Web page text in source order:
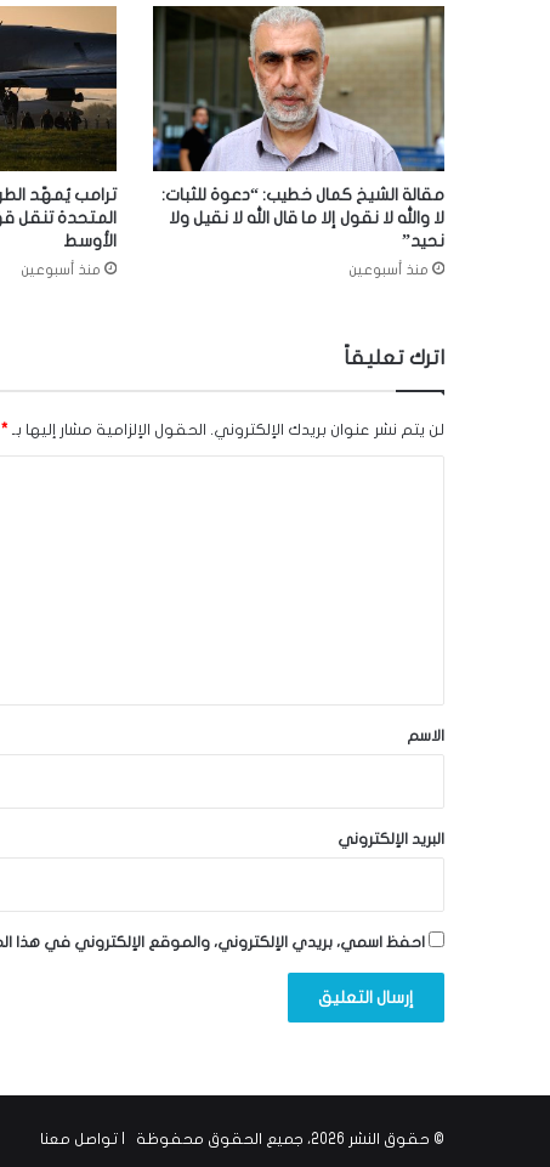
مقالة الشيخ كمال خطيب: “دعوة للثبات:
لا والله لا نقول إلا ما قال الله لا نقيل ولا
نحيد”
منذ أسبوعين
ترامب يُمهّد
المتحدة تنقل
الأوسط
منذ أسبوعين
اترك تعليقاً
لن يتم نشر عنوان بريدك الإلكتروني. الحقول الإلزامية مشار إليها بـ *
*
الاسم
البريد الإلكتروني
احفظ اسمي، بريدي الإلكتروني، والموقع الإلكتروني في هذا
© حقوق النشر 2026، جميع الحقوق محفوظة | تواصل معنا